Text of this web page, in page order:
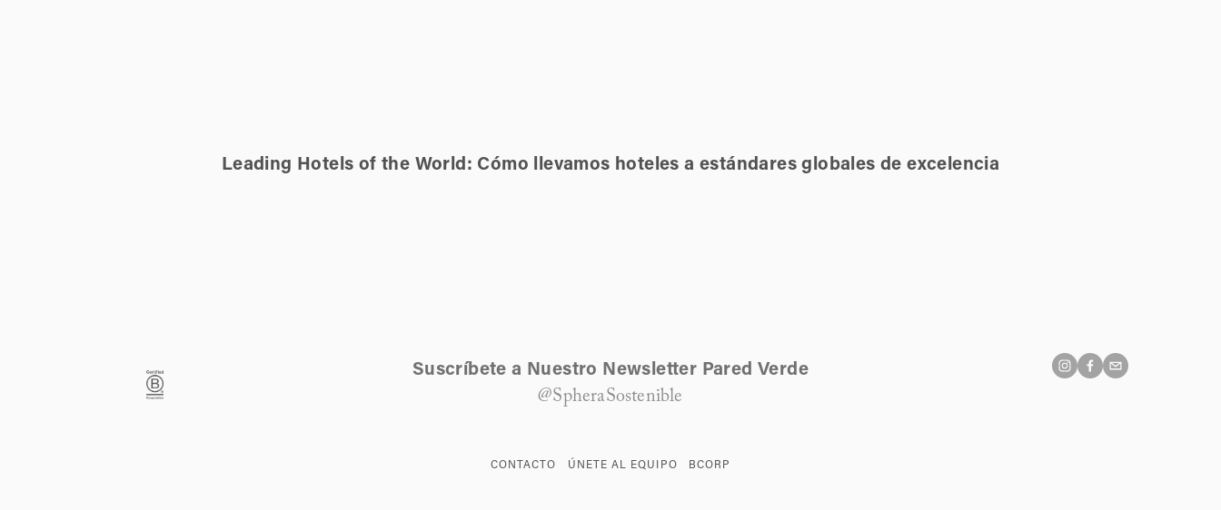
Leading Hotels of the World: Cómo llevamos hoteles a estándares globales de excelencia
Suscríbete a Nuestro Newsletter Pared Verde
@SpheraSostenible
CONTACTO ÚNETE AL EQUIPO BCORP